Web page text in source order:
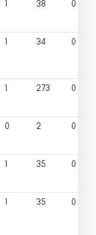
1 38 0
1 34 0
1 273 0
0 2 0
1 35 0
1 35 0